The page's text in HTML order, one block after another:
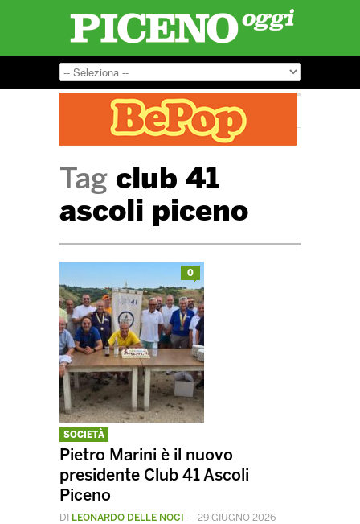
Tag club 41
ascoli piceno
0
SOCIETÀ
Pietro Marini è il nuovo
presidente Club 41 Ascoli
Piceno
DI LEONARDO DELLE NOCI — 29 GIUGNO 2026